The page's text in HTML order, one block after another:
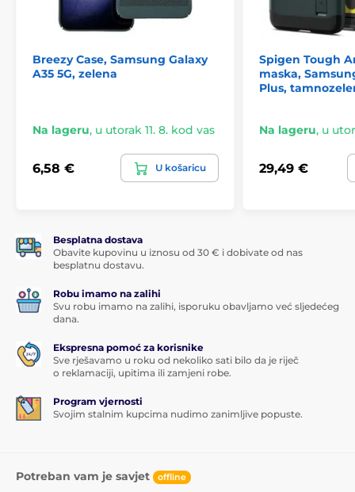
Breezy Case, Samsung Galaxy
A35 5G, zelena
Na lageru, u utorak 11. 8. kod vas
6,58 € U košaricu
Spigen Tough
maska,
Plus,
Na lageru, u
29,49 €
Besplatna dostava
Obavite kupovinu u iznosu od 30 € i dobivate od nas
besplatnu dostavu.
Robu imamo na zalihi
Svu robu imamo na zalihi, isporuku obavljamo već sljedećeg
dana.
Ekspresna pomoć za korisnike
Sve rješavamo u roku od nekoliko sati bilo da je riječ
o reklamaciji, upitima ili zamjeni robe.
Program vjernosti
Svojim stalnim kupcima nudimo zanimljive popuste.
Potreban vam je savjet offline